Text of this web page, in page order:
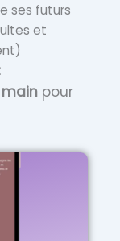
ses futurs
et
pour